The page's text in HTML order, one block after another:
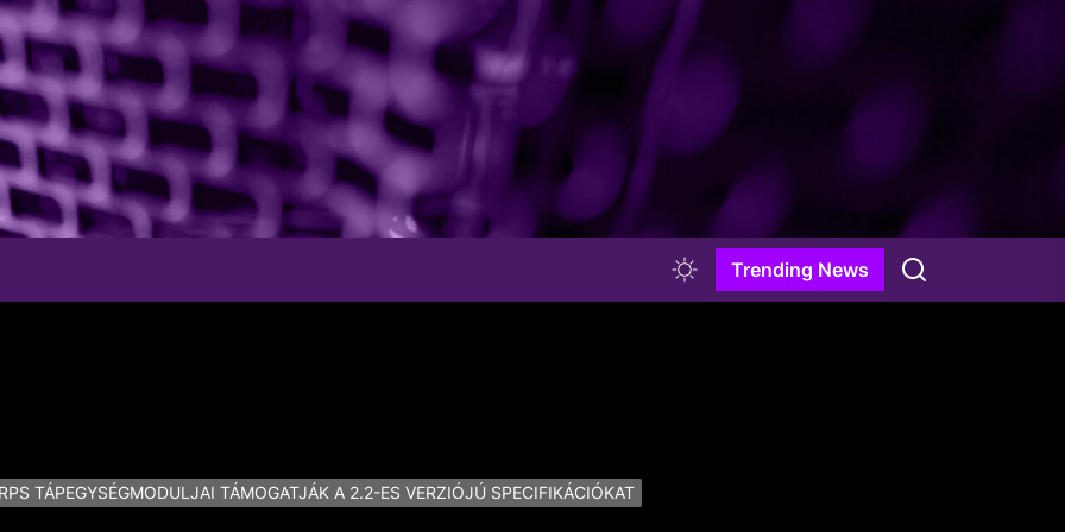
Trending News
TÁPEGYSÉGMODULJAI TÁMOGATJÁK A 2.2-ES VERZIÓJÚ SPECIFIKÁCIÓKAT